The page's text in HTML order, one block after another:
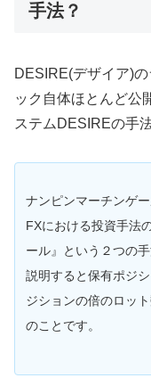
手法？
DESIRE(デザイア)
ック自体ほとんど公
ステムDESIREの手
ナンピンマーチンゲ
FXにおける投資手法
ール』という２つの
説明すると保有ポジ
ジションの倍のロッ
のことです。